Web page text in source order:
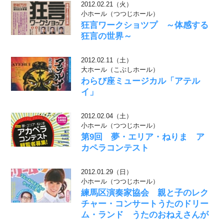
2012.02.21（火）
小ホール（つつじホール）
狂言ワークショツプ ～体感する
狂言の世界～
2012.02.11（土）
大ホール（こぶしホール）
わらび座ミュージカル「アテル
イ」
2012.02.04（土）
小ホール（つつじホール）
第9回 夢・エリア・ねりま ア
カペラコンテスト
2012.01.29（日）
小ホール（つつじホール）
練馬区演奏家協会 親と子のレク
チャー・コンサートうたのドリー
ム・ランド うたのおねえさんが